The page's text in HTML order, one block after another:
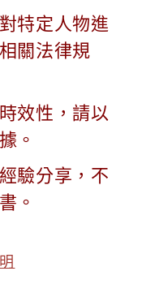
特定人物進
關法律規
效性，請以
。
驗分享，不
。